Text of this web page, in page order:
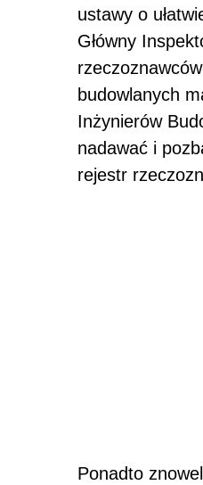
ustawy o
Główny
budowlanych
Inżynierów
nadawać i
rejestr
Ponadto